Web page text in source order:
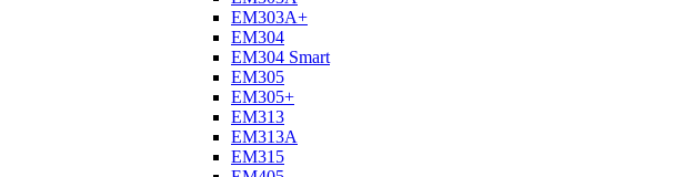
EM303A+
EM304
EM304 Smart
EM305
EM305+
EM313
EM313A
EM315